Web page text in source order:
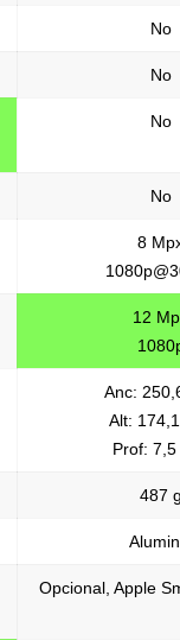
No
No
No
No
8
12
Anc:
Alt:
Prof: 7,5
487 g
Opcional, Apple